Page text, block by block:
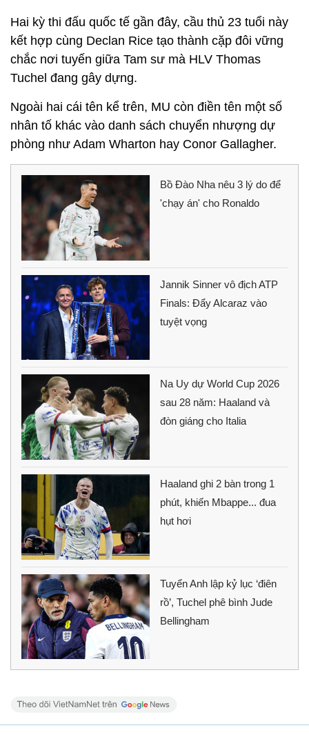
Hai kỳ thi đấu quốc tế gần đây, cầu thủ 23 tuổi này
kết hợp cùng Declan Rice tạo thành cặp đôi vững
chắc nơi tuyến giữa Tam sư mà HLV Thomas
Tuchel đang gây dựng.
Ngoài hai cái tên kể trên, MU còn điền tên một số
nhân tố khác vào danh sách chuyển nhượng dự
phòng như Adam Wharton hay Conor Gallagher.
Bồ Đào Nha nêu 3 lý do để
'chạy án' cho Ronaldo
Jannik Sinner vô địch ATP
Finals: Đẩy Alcaraz vào
tuyệt vọng
Na Uy dự World Cup 2026
sau 28 năm: Haaland và
đòn giáng cho Italia
Haaland ghi 2 bàn trong 1
phút, khiến Mbappe... đua
hụt hơi
Tuyển Anh lập kỷ lục ‘điên
rồ’, Tuchel phê bình Jude
Bellingham